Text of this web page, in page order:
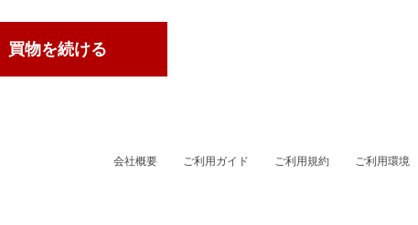
ご利用環境
ご利用規約
ご利用ガイド
会社概要